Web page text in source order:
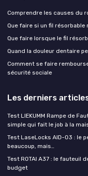
Comprendre les causes du
Que faire si un fil
Que faire lorsque le fil
Quand la douleur dentaire
Comment se faire
sécurité sociale
Les derniers
Test LIEKUMM Rampe de
simple qui fait le job à la
Test LaseLocks AID-03 : le
beaucoup, mais…
Test ROTAI A37 : le fauteuil
budget